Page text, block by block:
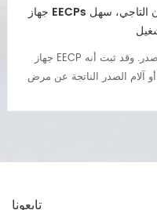
جهاز EECPs متكامل التصميم لعلاج أمراض الشريان التاجي، سهل
جهاز EECP هو علاج طبيعي لأمراض القلب وآلام الصدر. وقد ثبت أنه
آلام الصدر الناتجة عن مرض
تابعونا